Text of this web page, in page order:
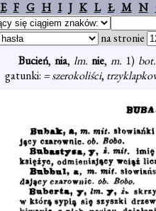
E F G H I J K L Ł M N
na stronie
Bucień, nia,lm.nie,m. 1)
gatunki: = szerokoliści,